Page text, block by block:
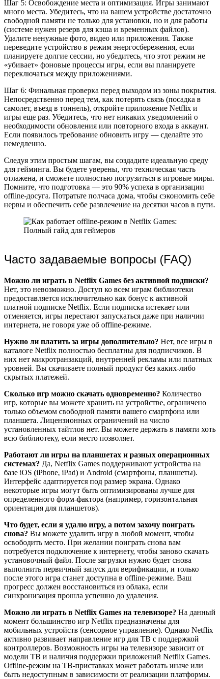
Шаг 5: Освобождение места и оптимизация. Игры занимают
много места. Убедитесь, что на вашем устройстве достаточно
свободной памяти не только для установки, но и для работы
(системе нужен резерв для кэша и временных файлов).
Удалите ненужные фото, видео или приложения. Также
переведите устройство в режим энергосбережения, если
планируете долгие сессии, но убедитесь, что этот режим не
«убивает» фоновые процессы игры, если вы планируете
переключаться между приложениями.
Шаг 6: Финальная проверка перед выходом из зоны покрытия.
Непосредственно перед тем, как потерять связь (посадка в
самолет, въезд в тоннель), откройте приложение Netflix и
игры еще раз. Убедитесь, что нет никаких уведомлений о
необходимости обновления или повторного входа в аккаунт.
Если появилось требование обновить игру — сделайте это
немедленно.
Следуя этим простым шагам, вы создадите идеальную среду
для гейминга. Вы будете уверены, что техническая часть
отлажена, и сможете полностью погрузиться в игровые миры.
Помните, что подготовка — это 90% успеха в организации
offline-досуга. Потратьте полчаса дома, чтобы сэкономить себе
нервы и обеспечить себе развлечение на десятки часов в пути.
Часто задаваемые вопросы (FAQ)
Можно ли играть в Netflix Games без активной подписки?
Нет, это невозможно. Доступ ко всем играм библиотеки
предоставляется исключительно как бонус к активной
платной подписке Netflix. Если подписка истекает или
отменяется, игры перестают запускаться даже при наличии
интернета, не говоря уже об offline-режиме.
Нужно ли платить за игры дополнительно? Нет, все игры в
каталоге Netflix полностью бесплатны для подписчиков. В
них нет микротранзакций, внутренней рекламы или платных
уровней. Вы скачиваете полный продукт без каких-либо
скрытых платежей.
Сколько игр можно скачать одновременно? Количество
игр, которые вы можете хранить на устройстве, ограничено
только объемом свободной памяти вашего смартфона или
планшета. Лицензионных ограничений на число
установленных тайтлов нет. Вы можете держать в памяти хоть
всю библиотеку, если место позволяет.
Работают ли игры на планшетах и разных операционных
системах? Да, Netflix Games поддерживают устройства на
базе iOS (iPhone, iPad) и Android (смартфоны, планшеты).
Интерфейс адаптируется под размер экрана. Однако
некоторые игры могут быть оптимизированы лучше для
определенного форм-фактора (например, горизонтальная
ориентация для планшетов).
Что будет, если я удалю игру, а потом захочу поиграть
снова? Вы можете удалить игру в любой момент, чтобы
освободить место. При желании поиграть снова вам
потребуется подключение к интернету, чтобы заново скачать
установочный файл. После загрузки нужно будет снова
выполнить первичный запуск для верификации, и только
после этого игра станет доступна в offline-режиме. Ваш
прогресс должен восстановиться из облака, если
синхронизация прошла успешно до удаления.
Можно ли играть в Netflix Games на телевизоре? На данный
момент большинство игр Netflix предназначены для
мобильных устройств (сенсорное управление). Однако Netflix
активно развивает направление игр для ТВ с поддержкой
контроллеров. Возможность игры на телевизоре зависит от
модели ТВ и наличия поддержки приложений Netflix Games.
Offline-режим на ТВ-приставках может работать иначе или
быть недоступным в зависимости от реализации платформы.